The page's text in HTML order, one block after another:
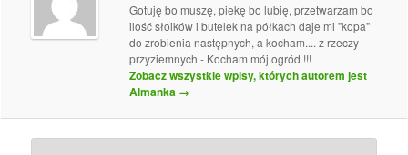
Gotuję bo muszę, piekę bo lubię, przetwarzam bo
ilość słoików i butelek na półkach daje mi "kopa"
do zrobienia następnych, a kocham.... z rzeczy
przyziemnych - Kocham mój ogród !!!
Zobacz wszystkie wpisy, których autorem jest
Almanka →